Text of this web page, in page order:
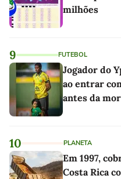
milhões
9 FUTEBOL
Jogador do
ao entrar
antes da
10 PLANETA
Em 1997,
Costa Rica